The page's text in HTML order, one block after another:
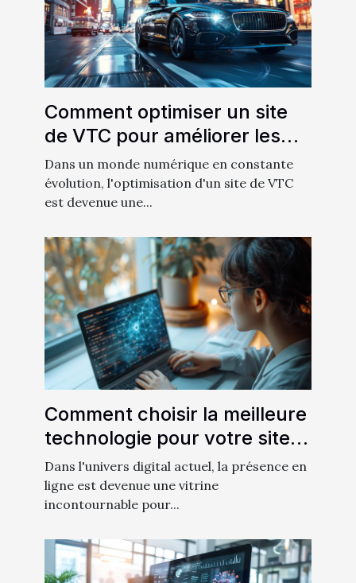
Comment optimiser un site
de VTC pour améliorer les
conversions
Dans un monde numérique en constante
évolution, l'optimisation d'un site de VTC
est devenue une...
Comment choisir la meilleure
technologie pour votre site
vitrine
Dans l'univers digital actuel, la présence en
ligne est devenue une vitrine
incontournable pour...